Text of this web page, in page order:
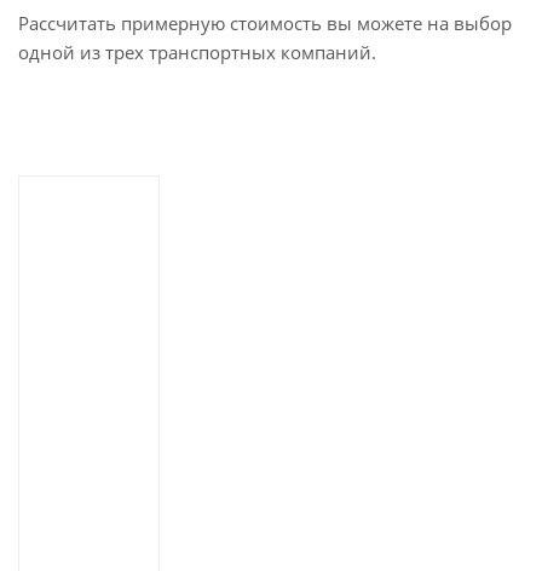
Рассчитать примерную стоимость вы можете на выбор
одной из трех транспортных компаний.